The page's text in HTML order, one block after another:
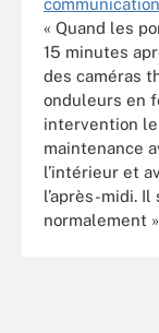
« Quand les
15 minutes
des caméras
onduleurs en
intervention
maintenance
l’intérieur et
l’après-midi.
normalement